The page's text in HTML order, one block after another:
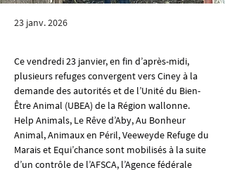
23 janv. 2026
Ce vendredi 23 janvier, en fin d’après-midi,
plusieurs refuges convergent vers Ciney à la
demande des autorités et de l’Unité du Bien-
Être Animal (UBEA) de la Région wallonne.
Help Animals, Le Rêve d’Aby, Au Bonheur
Animal, Animaux en Péril, Veeweyde Refuge du
Marais et Equi’chance sont mobilisés à la suite
d’un contrôle de l’AFSCA, l’Agence fédérale